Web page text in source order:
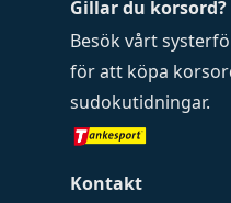
Gillar du korsord?
Besök vårt
för att köpa
sudokutidningar.
Kontakt